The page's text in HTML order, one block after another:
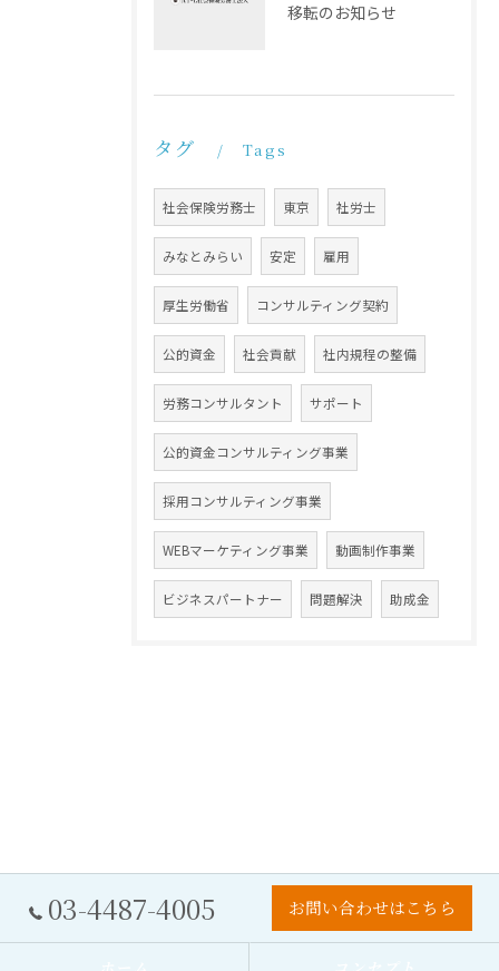
移転のお知らせ
タグ Tags
社会保険労務士 東京 社労士
みなとみらい 安定 雇用
厚生労働省 コンサルティング契約
公的資金 社会貢献 社内規程の整備
労務コンサルタント サポート
公的資金コンサルティング事業
採用コンサルティング事業
WEBマーケティング事業 動画制作事業
ビジネスパートナー 問題解決 助成金
03-4487-4005 お問い合わせはこちら